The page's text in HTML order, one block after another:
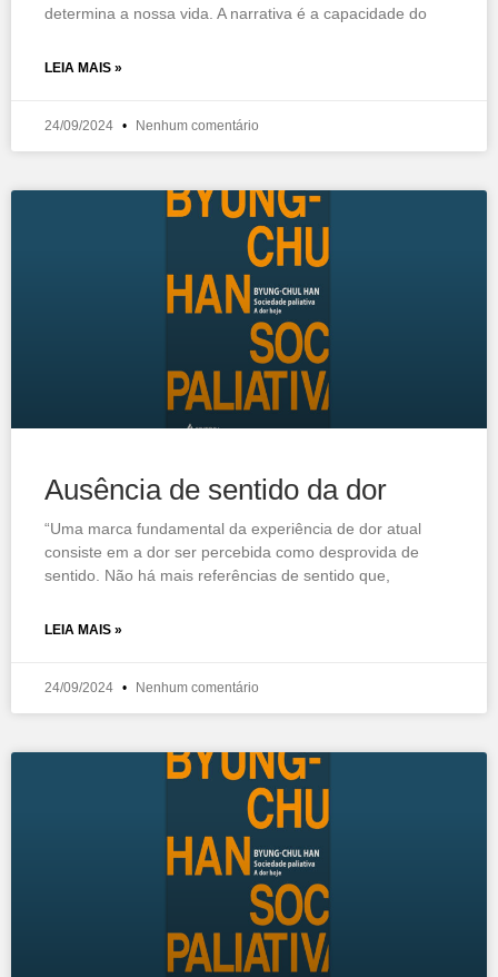
determina a nossa vida. A narrativa é a capacidade do
LEIA MAIS »
24/09/2024 Nenhum comentário
Ausência de sentido da dor
“Uma marca fundamental da experiência de dor atual
consiste em a dor ser percebida como desprovida de
sentido. Não há mais referências de sentido que,
LEIA MAIS »
24/09/2024 Nenhum comentário